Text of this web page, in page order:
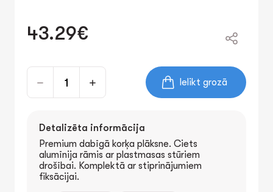
43.29€
Ielikt grozā
Detalizēta informācija
Premium dabīgā korķa plāksne. Ciets
alumīnija rāmis ar plastmasas stūriem
drošībai. Komplektā ar stiprinājumiem
fiksācijai.